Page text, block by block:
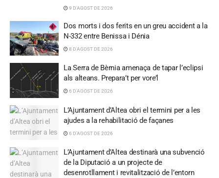
9 D'AGOST DE 2026
Dos morts i dos ferits en un greu accident a la
N-332 entre Benissa i Dénia
8 D'AGOST DE 2026
La Serra de Bèrnia amenaça de tapar l’eclipsi
als alteans. Prepara’t per vore’l
6 D'AGOST DE 2026
L’Ajuntament d’Altea obri el termini per a les
ajudes a la rehabilitació de façanes
6 D'AGOST DE 2026
L’Ajuntament d’Altea destinarà una subvenció
de la Diputació a un projecte de
desenrotllament i revitalització de l’entorn